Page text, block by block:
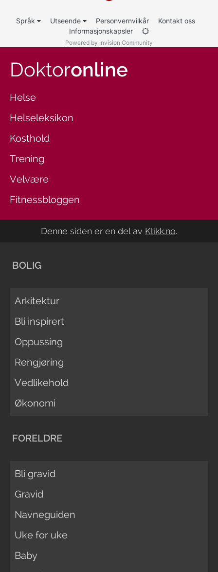
Språk Utseende Personvernvilkår
Kontakt oss
Informasjonskapsler
Powered by Invision Community
Doktoronline
Helse
Helseleksikon
Kosthold
Trening
Velvære
Fitnessbloggen
Denne siden er en del av Klikk.no.
BOLIG
Arkitektur
Bli inspirert
Oppussing
Rengjøring
Vedlikehold
Økonomi
FORELDRE
Bli gravid
Gravid
Navneguiden
Uke for uke
Baby